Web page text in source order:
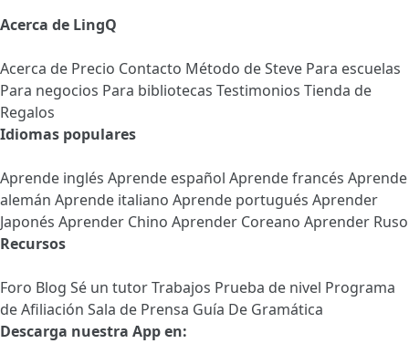
Acerca de LingQ
Acerca de Precio Contacto Método de Steve Para escuelas
Para negocios Para bibliotecas Testimonios Tienda de
Regalos
Idiomas populares
Aprende inglés Aprende español Aprende francés Aprende
alemán Aprende italiano Aprende portugués Aprender
Japonés Aprender Chino Aprender Coreano Aprender Ruso
Recursos
Foro Blog Sé un tutorTrabajos Prueba de nivel Programa
de Afiliación Sala de Prensa Guía De Gramática
Descarga nuestra App en: